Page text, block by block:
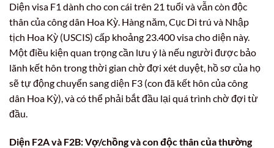
Diện visa F1 dành cho con cái trên 21 tuổi và vẫn còn độc
thân của công dân Hoa Kỳ. Hàng năm, Cục Di trú và Nhập
tịch Hoa Kỳ (USCIS) cấp khoảng 23.400 visa cho diện này.
Một điều kiện quan trọng cần lưu ý là nếu người được bảo
lãnh kết hôn trong thời gian chờ đợi xét duyệt, hồ sơ của họ
sẽ tự động chuyển sang diện F3 (con đã kết hôn của công
dân Hoa Kỳ), và có thể phải bắt đầu lại quá trình chờ đợi từ
đầu.
Diện F2A và F2B: Vợ/chồng và con độc thân của thường